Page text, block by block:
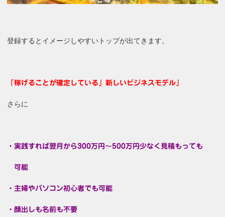
登録するとイメージしやすいトップが出てきます。
「稼げることが確定している」新しいビジネスモデル」
さらに
・実践すれば翌月から300万円～500万円少なく見積もっても
可能
・主婦やパソコン初心者でも可能
・顔出しも名前も不要